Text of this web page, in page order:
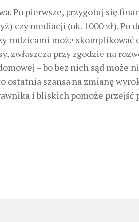
Po pierwsze, przygotuj się
czy mediacji (ok. 1000 zł). Po
rodzicami może skomplikować
zwłaszcza przy zgodzie na
– bo bez nich sąd może
ostatnia szansa na zmianę
i bliskich pomoże przejść